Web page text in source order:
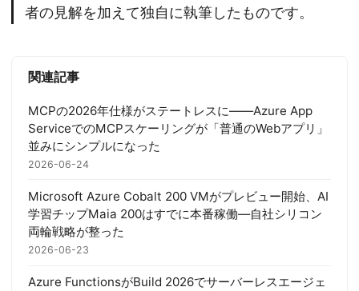
者の見解を加えて独自に執筆したものです。
関連記事
MCPの2026年仕様がステートレスに——Azure App
ServiceでのMCPスケーリングが「普通のWebアプリ」
並みにシンプルになった
2026-06-24
Microsoft Azure Cobalt 200 VMがプレビュー開始、AI
学習チップMaia 200はすでに本番稼働—自社シリコン
両輪戦略が整った
2026-06-23
Azure FunctionsがBuild 2026でサーバーレスエージェ